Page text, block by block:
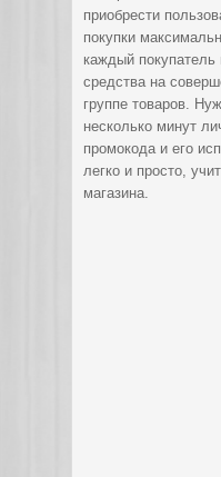
приобрести
покупки
каждый
средства на
группе товаров.
несколько минут
промокода и его
легко и просто,
магазина.